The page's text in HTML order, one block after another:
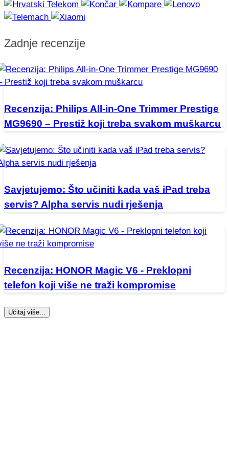
Zadnje recenzije
Recenzija: Philips All-in-One Trimmer Prestige
MG9690 – Prestiž koji treba svakom muškarcu
Savjetujemo: Što učiniti kada vaš iPad treba
servis? Alpha servis nudi rješenja
Recenzija: HONOR Magic V6 - Preklopni
telefon koji više ne traži kompromise
Učitaj više...